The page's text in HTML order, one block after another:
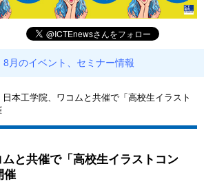
8月のイベント、セミナー情報
日本工学院、ワコムと共催で「高校生イラスト
と共催で「高校生イラストコン
催